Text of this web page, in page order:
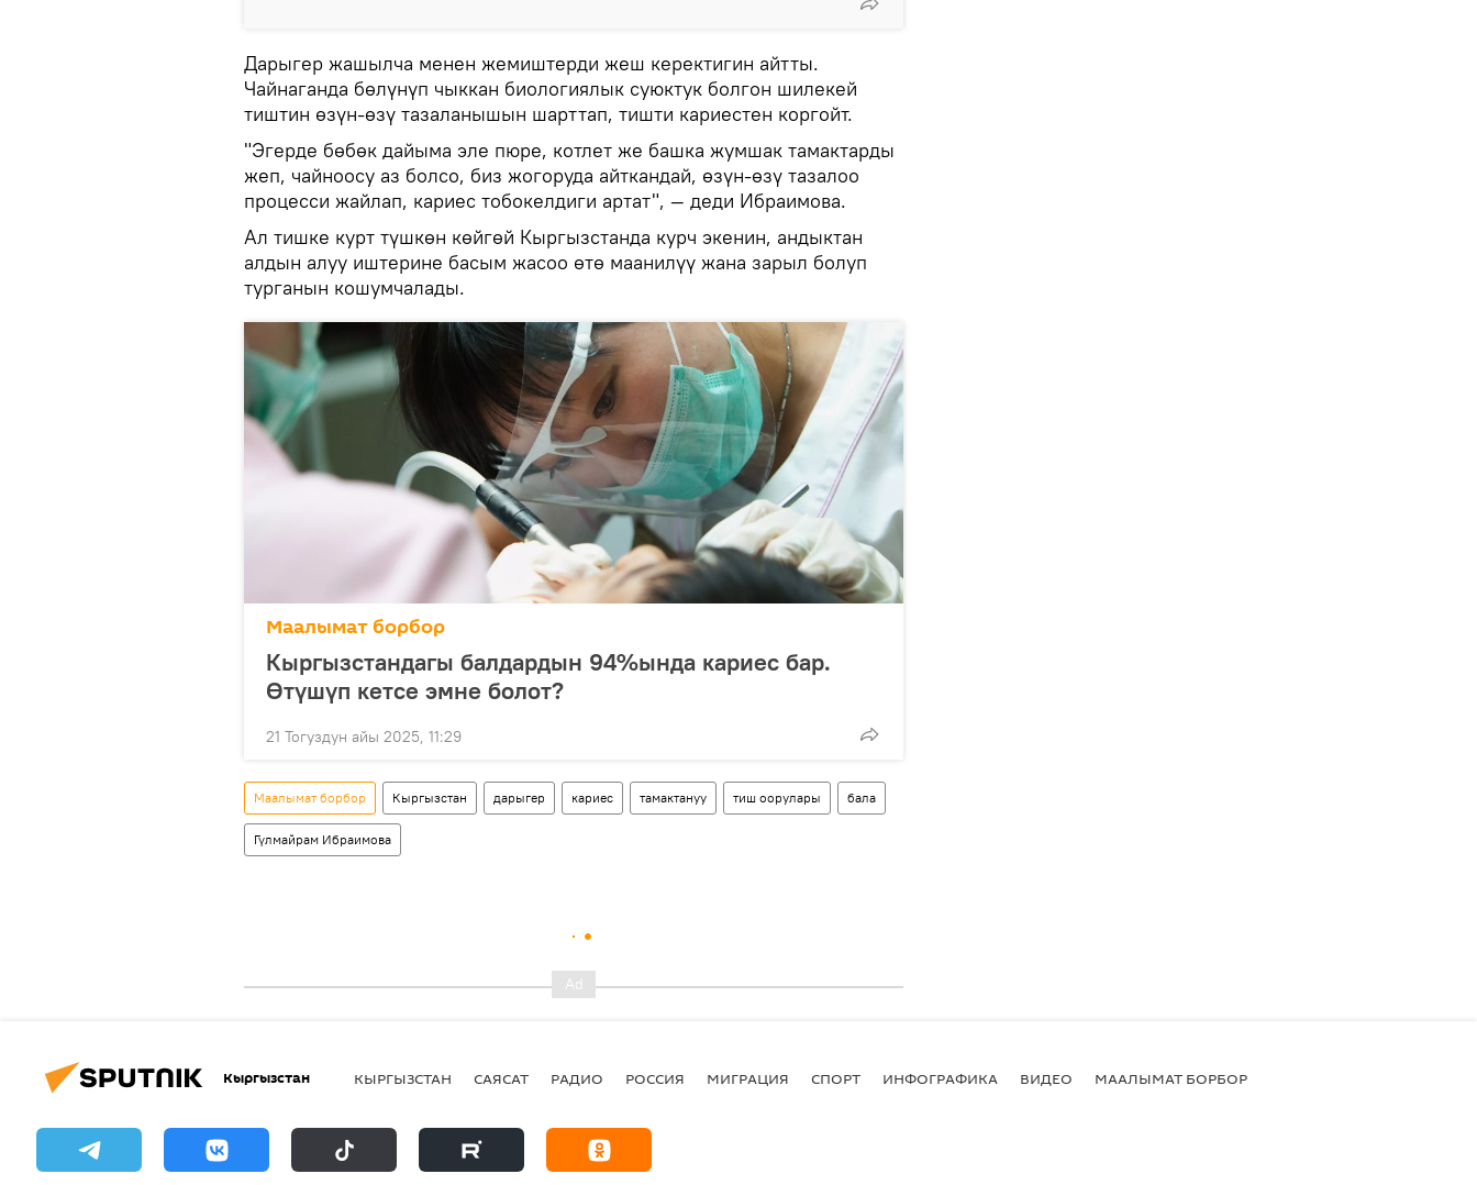
Дарыгер жашылча менен жемиштерди жеш керектигин айтты.
Чайнаганда бөлүнүп чыккан биологиялык суюктук болгон шилекей
тиштин өзүн-өзү тазаланышын шарттап, тишти кариестен коргойт.
"Эгерде бөбөк дайыма эле пюре, котлет же башка жумшак тамактарды
жеп, чайноосу аз болсо, биз жогоруда айткандай, өзүн-өзү тазалоо
процесси жайлап, кариес тобокелдиги артат", — деди Ибраимова.
Ал тишке курт түшкөн көйгөй Кыргызстанда курч экенин, андыктан
алдын алуу иштерине басым жасоо өтө маанилүү жана зарыл болуп
турганын кошумчалады.
Маалымат борбор
Кыргызстандагы балдардын 94%ында кариес бар.
Өтүшүп кетсе эмне болот?
21 Тогуздун айы 2025, 11:29
Маалымат борбор Кыргызстан дарыгер кариес тамактануу тиш оорулары бала
Гүлмайрам Ибраимова
Кыргызстан КЫРГЫЗСТАН САЯСАТ РАДИО РОССИЯ МИГРАЦИЯ СПОРТ ИНФОГРАФИКА ВИДЕО МААЛЫМАТ БОРБОР